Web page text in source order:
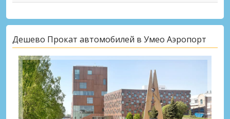
Дешево Прокат автомобилей в Умео Аэропорт